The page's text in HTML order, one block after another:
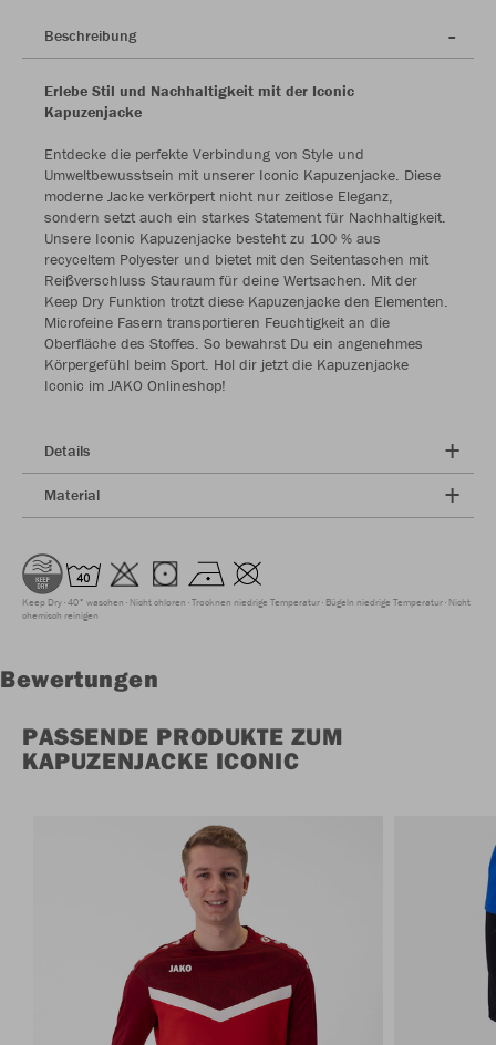
Beschreibung
Erlebe Stil und Nachhaltigkeit mit der Iconic
Kapuzenjacke
Entdecke die perfekte Verbindung von Style und
Umweltbewusstsein mit unserer Iconic Kapuzenjacke. Diese
moderne Jacke verkörpert nicht nur zeitlose Eleganz,
sondern setzt auch ein starkes Statement für Nachhaltigkeit.
Unsere Iconic Kapuzenjacke besteht zu 100 % aus
recyceltem Polyester und bietet mit den Seitentaschen mit
Reißverschluss Stauraum für deine Wertsachen. Mit der
Keep Dry Funktion trotzt diese Kapuzenjacke den Elementen.
Microfeine Fasern transportieren Feuchtigkeit an die
Oberfläche des Stoffes. So bewahrst Du ein angenehmes
Körpergefühl beim Sport. Hol dir jetzt die Kapuzenjacke
Iconic im JAKO Onlineshop!
Details
Material
Keep Dry 40° waschen Nicht chloren Trocknen niedrige Temperatur Bügeln niedrige Temperatur Nicht
chemisch reinigen
Bewertungen
PASSENDE PRODUKTE ZUM
KAPUZENJACKE ICONIC